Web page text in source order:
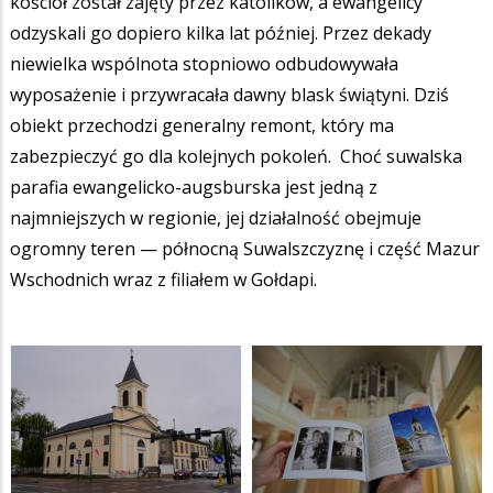
odzyskali go dopiero kilka lat później. Przez dekady
niewielka wspólnota stopniowo odbudowywała
wyposażenie i przywracała dawny blask świątyni. Dziś
obiekt przechodzi generalny remont, który ma
zabezpieczyć go dla kolejnych pokoleń. Choć suwalska
parafia ewangelicko-augsburska jest jedną z
najmniejszych w regionie, jej działalność obejmuje
ogromny teren — północną Suwalszczyznę i część Mazur
Wschodnich wraz z filiałem w Gołdapi.